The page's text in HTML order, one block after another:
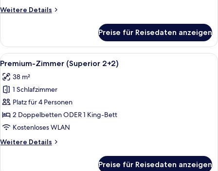
Weitere Details
Weitere
Zimmer
(Superior
2+2)
Preise für Reisedaten anzeigen
Alle
Fotos
für
Premium-
Zimmer
(Superior
2+2)
Ein Hotelzimmer mit Sofa, Bett,
13
Premium-Zimmer (Superior 2+2)
38 m²
1 Schlafzimmer
Platz für 4 Personen
2 Doppelbetten ODER 1 King-Bett
Kostenloses WLAN
Weitere Details
Weitere
Preise für Reisedaten anzeigen